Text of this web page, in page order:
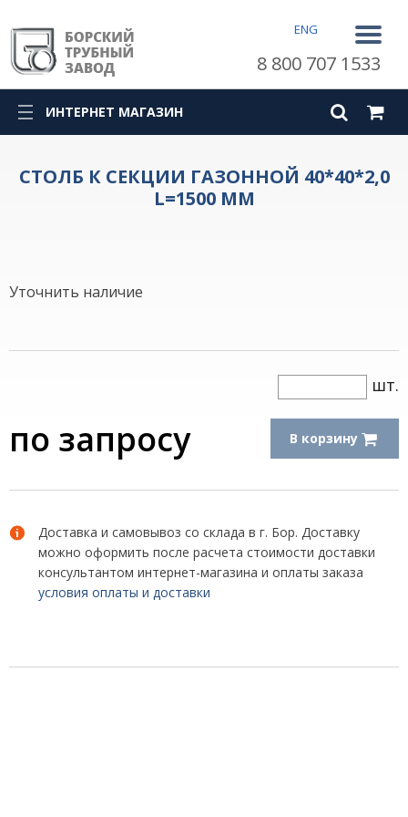
ENG
8 800 707 1533
ИНТЕРНЕТ МАГАЗИН
СТОЛБ К СЕКЦИИ ГАЗОННОЙ 40*40*2,0
L=1500 ММ
Уточнить наличие
шт.
по запросу В корзину
Доставка и самовывоз со склада в г. Бор. Доставку
можно оформить после расчета стоимости доставки
консультантом интернет-магазина и оплаты заказа
условия оплаты и доставки